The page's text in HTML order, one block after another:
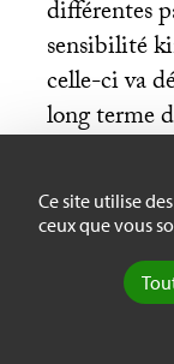
Ce site utilise
ceux que vous
différentes
sensibilité
celle-ci va
long terme
dans les
comme